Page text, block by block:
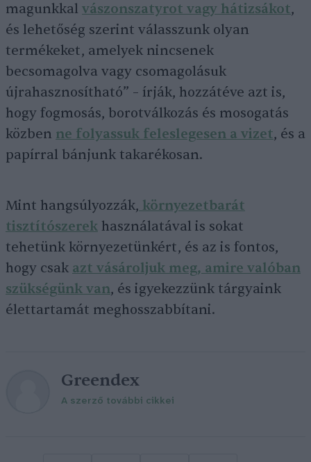
magunkkal vászonszatyrot vagy hátizsákot,
és lehetőség szerint válasszunk olyan
termékeket, amelyek nincsenek
becsomagolva vagy csomagolásuk
újrahasznosítható” – írják, hozzátéve azt is,
hogy fogmosás, borotválkozás és mosogatás
közben ne folyassuk feleslegesen a vizet, és a
papírral bánjunk takarékosan.
Mint hangsúlyozzák, környezetbarát
tisztítószerek használatával is sokat
tehetünk környezetünkért, és az is fontos,
hogy csak azt vásároljuk meg, amire valóban
szükségünk van, és igyekezzünk tárgyaink
élettartamát meghosszabbítani.
Greendex
A szerző további cikkei